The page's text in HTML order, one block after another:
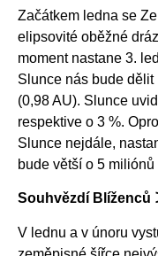
Začátkem ledna se
elipsovité oběžné
moment nastane 3.
Slunce nás bude
(0,98 AU). Slunce
respektive o 3 %.
Slunce nejdále,
bude větší o 5 miliónů
Souhvězdí Blíženců
V lednu a v únoru